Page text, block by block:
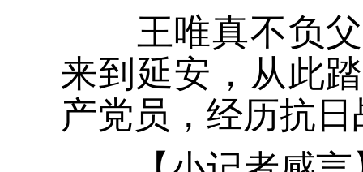
王唯真不负父
来到延安，从此
产党员，经历抗